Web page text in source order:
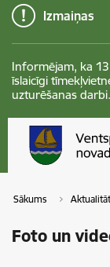
Izmaiņas
Informējam, ka
īslaicīgi
uzturēšanas
Sākums
Foto un